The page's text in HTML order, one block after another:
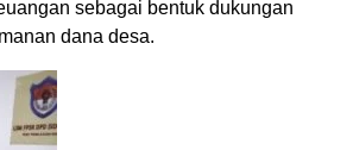
sebagai bentuk dukungan
dana desa.